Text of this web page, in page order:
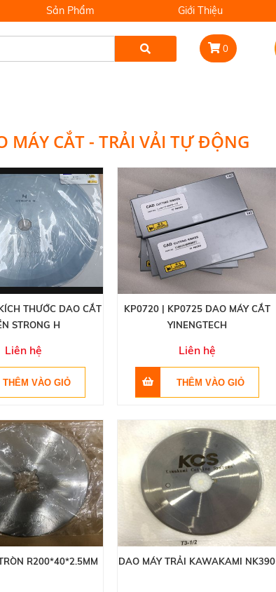
Sản Phẩm Giới Thiệu
0
MÁY CẮT - TRẢI VẢI TỰ ĐỘNG
THƯỚC DAO CẮT
STRONG H
Liên hệ
KP0720 | KP0725 DAO MÁY CẮT
YINENGTECH
Liên hệ
R200*40*2.5MM DAO MÁY TRẢI KAWAKAMI NK390